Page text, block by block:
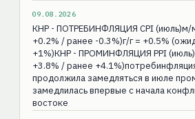
09.08.2026
КНР - ПОТРЕБИНФЛЯЦИЯ CPI (июль)м/
+0.2% / ранее -0.3%)г/г = +0.5%
+1%)КНР - ПРОМИНФЛЯЦИЯ РPI
+3.8% / ранее
продолжила замедляться в июле
замедлилась впервые с начала
востоке